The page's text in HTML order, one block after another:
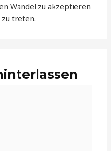
Wandel zu akzeptieren
treten.